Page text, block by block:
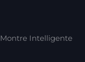
Montre Intelligente